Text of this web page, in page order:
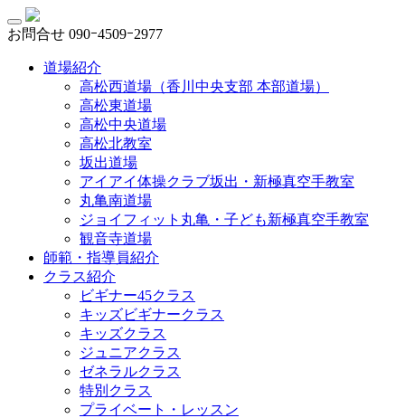
お問合せ 090ｰ4509ｰ2977
道場紹介
高松西道場（香川中央支部 本部道場）
高松東道場
高松中央道場
高松北教室
坂出道場
アイアイ体操クラブ坂出・新極真空手教室
丸亀南道場
ジョイフィット丸亀・子ども新極真空手教室
観音寺道場
師範・指導員紹介
クラス紹介
ビギナー45クラス
キッズビギナークラス
キッズクラス
ジュニアクラス
ゼネラルクラス
特別クラス
プライベート・レッスン